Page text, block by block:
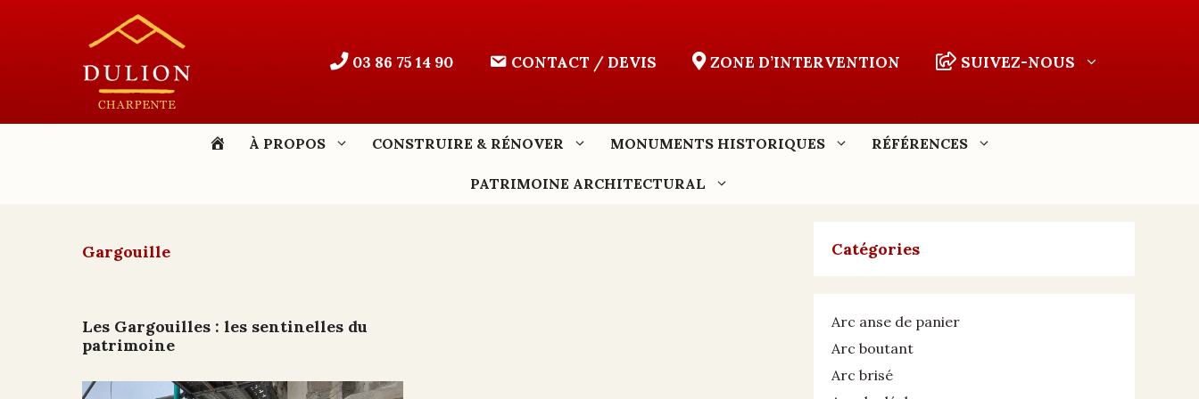
03 86 75 14 90 CONTACT / DEVIS ZONE D’INTERVENTION SUIVEZ-NOUS
ACCUEIL
À PROPOS CONSTRUIRE & RÉNOVER MONUMENTS HISTORIQUES RÉFÉRENCES
PATRIMOINE ARCHITECTURAL
Gargouille
Les Gargouilles : les sentinelles du
patrimoine
Catégories
Arc anse de panier
Arc boutant
Arc brisé